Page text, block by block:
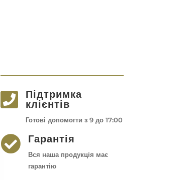

Підтримка
клієнтів
Готові допомогти з 9 до 17:00
 Гарантія
Вся наша продукція має
гарантію